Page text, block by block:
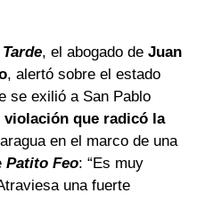
, el abogado de Juan
, alertó sobre el estado
se exilió a San Pablo
violación que radicó la
en el marco de una
Patito Feo: “Es muy
una fuerte